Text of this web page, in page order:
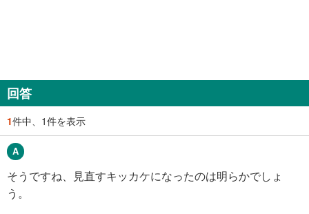
回答
1件中、1件を表示
そうですね、見直すキッカケになったのは明らかでしょ
う。